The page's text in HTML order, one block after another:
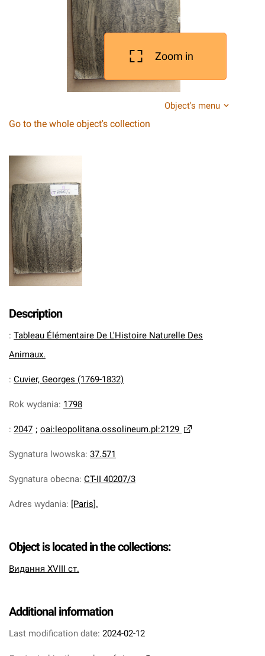
Zoom in
Object's menu
Go to the whole object's collection
Description
: Tableau Élémentaire De L'Histoire Naturelle Des
Animaux.
: Cuvier, Georges (1769-1832)
Rok wydania: 1798
: 2047 ; oai:leopolitana.ossolineum.pl:2129
Sygnatura lwowska: 37.571
Sygnatura obecna: CT-II 40207/3
Adres wydania: [Paris].
Object is located in the collections:
Видання XVIII ст.
Additional information
Last modification date: 2024-02-12